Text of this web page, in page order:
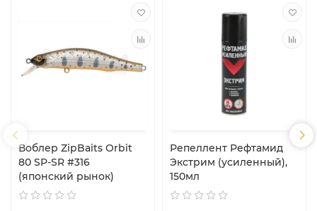
Воблер ZipBaits Orbit
80 SP-SR #316
(японский рынок)
Репеллент Рефтамид
Экстрим (усиленный),
150мл